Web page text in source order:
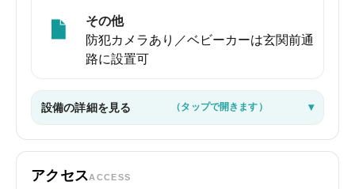
その他
防犯カメラあり／ベビーカーは玄関前通
路に設置可
設備の詳細を見る （タップで開きます）
アクセスACCESS